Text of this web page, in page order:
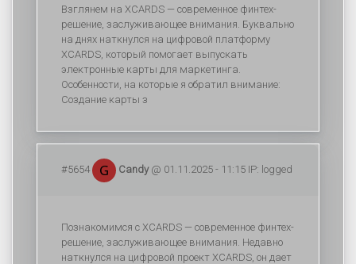
Взглянем на XCARDS — современное финтех-
решение, заслуживающее внимания. Буквально
на днях наткнулся на цифровой платформу
XCARDS, который помогает выпускать
электронные карты для маркетинга.
Особенности, на которые я обратил внимание:
Создание карты з
#5654 Candy@ 01.11.2025 - 11:15 IP: logged
Познакомимся с XCARDS — современное финтех-
решение, заслуживающее внимания. Недавно
наткнулся на цифровой проект XCARDS, он дает